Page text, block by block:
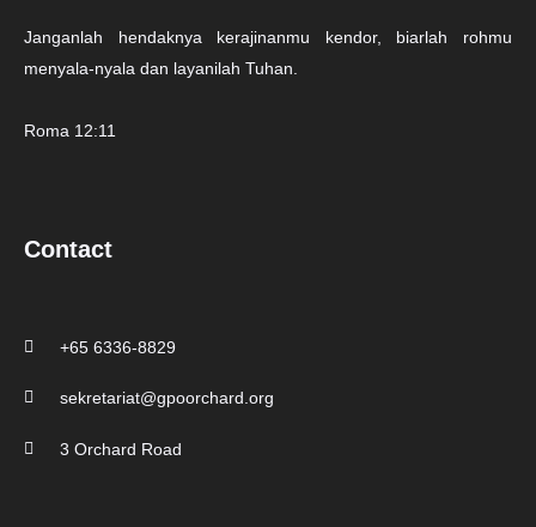
Janganlah hendaknya kerajinanmu kendor, biarlah rohmu
menyala-nyala dan layanilah Tuhan.
Roma 12:11
Contact
+65 6336-8829
sekretariat@gpoorchard.org
3 Orchard Road